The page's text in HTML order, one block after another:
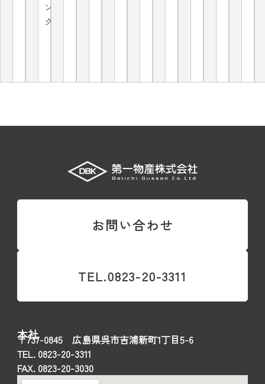
ン
ク
お問い合わせ
TEL.0823-20-3311
本社
〒737-0845 広島県呉市吉浦新町1丁目5-6
TEL. 0823-20-3311
FAX. 0823-20-3030